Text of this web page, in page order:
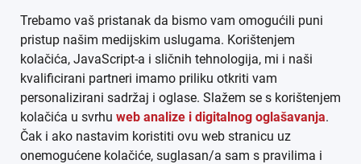
AGB
DATENSCHUTZ
MEDIADATEN
ARHIVA (PDF)
Trebamo vaš pristanak da bismo vam omogućili puni
pristup našim medijskim uslugama. Korištenjem
kolačića, JavaScript-a i sličnih tehnologija, mi i naši
kvalificirani partneri imamo priliku otkriti vam
personalizirani sadržaj i oglase. Slažem se s korištenjem
kolačića u svrhu web analize i digitalnog oglašavanja.
Čak i ako nastavim koristiti ovu web stranicu uz
onemogućene kolačiće, suglasan/a sam s pravilima i